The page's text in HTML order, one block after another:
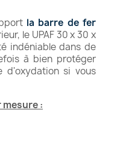
la barre de fer
le UPAF 30 x 30 x
indéniable dans de
à bien protéger
d'oxydation si vous
: